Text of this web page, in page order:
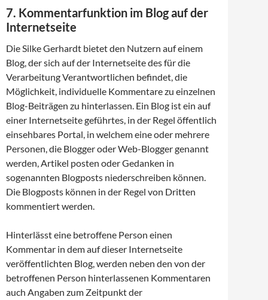
7. Kommentarfunktion im Blog auf der
Internetseite
Die Silke Gerhardt bietet den Nutzern auf einem
Blog, der sich auf der Internetseite des für die
Verarbeitung Verantwortlichen befindet, die
Möglichkeit, individuelle Kommentare zu einzelnen
Blog-Beiträgen zu hinterlassen. Ein Blog ist ein auf
einer Internetseite geführtes, in der Regel öffentlich
einsehbares Portal, in welchem eine oder mehrere
Personen, die Blogger oder Web-Blogger genannt
werden, Artikel posten oder Gedanken in
sogenannten Blogposts niederschreiben können.
Die Blogposts können in der Regel von Dritten
kommentiert werden.
Hinterlässt eine betroffene Person einen
Kommentar in dem auf dieser Internetseite
veröffentlichten Blog, werden neben den von der
betroffenen Person hinterlassenen Kommentaren
auch Angaben zum Zeitpunkt der